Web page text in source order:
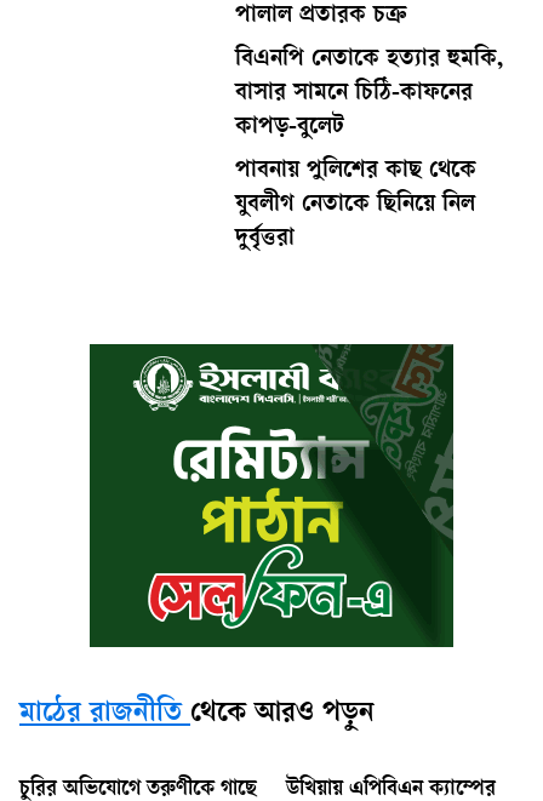
পালাল প্রতারক চক্র
বিএনপি নেতাকে হত্যার হুমকি,
বাসার সামনে চিঠি-কাফনের
কাপড়-বুলেট
পাবনায় পুলিশের কাছ থেকে
যুবলীগ নেতাকে ছিনিয়ে নিল
দুর্বৃত্তরা
মাঠের রাজনীতি থেকে আরও পড়ুন
চুরির অভিযোগে তরুণীকে গাছে
উখিয়ায় এপিবিএন ক্যাম্পের